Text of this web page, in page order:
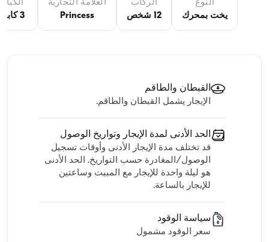
النوع
يخت بمحرك
الركاب
12 شخص
العلامة التجارية
Princess
3 كابينة
القبطان والطاقم
الإيجار يشمل القبطان والطاقم.
الحد الأدنى لمدة الإيجار وتواريخ الوصول
قد تختلف مدة الإيجار الأدنى وأوقات تسجيل
الوصول/المغادرة حسب التواريخ. الحد الأدنى
هو ليلة واحدة للإيجار مع المبيت وساعتين
للإيجار بالساعة.
سياسة الوقود
سعر الوقود مشمول